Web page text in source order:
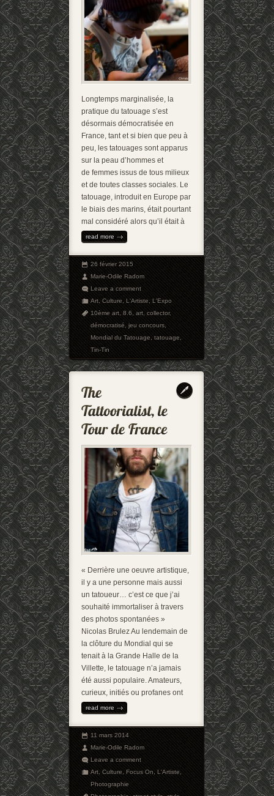
Longtemps marginalisée, la
pratique du tatouage s’est
désormais démocratisée en
France, tant et si bien que peu à
peu, les tatouages sont apparus
sur la peau d’hommes et
de femmes issus de tous milieux
et de toutes classes sociales. Le
tatouage, introduit en Europe par
le biais des marins, était pourtant
mal considéré alors qu’il était à
read more
26 février 2015
Marie-Odile Radom
Leave a comment
Art,Culture,L'Artiste,L'Expo
10ème art,8.6,art,collector,
démocratisé,jeu concours,
Mondial du Tatouage,tatouage,
Tin-Tin
« Derrière une oeuvre artistique,
il y a une personne mais aussi
un tatoueur… c’est ce que j’ai
souhaité immortaliser à travers
des photos spontanées »
Nicolas Brulez Au lendemain de
la clôture du Mondial qui se
tenait à la Grande Halle de la
Villette, le tatouage n’a jamais
été aussi populaire. Amateurs,
curieux, initiés ou profanes ont
read more
11 mars 2014
Marie-Odile Radom
Leave a comment
Art,Culture,Focus On,L'Artiste,
Photographie